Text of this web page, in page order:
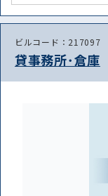
ビルコード：217097
貸事務所･倉庫